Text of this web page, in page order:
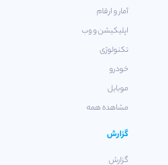
آمار و ارقام
اپلیکیشن و وب
تکنولوژی
خودرو
موبایل
مشاهده همه
گزارش
گزارش